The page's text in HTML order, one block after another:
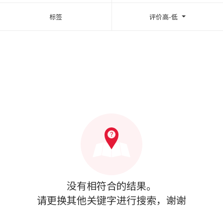
标签 评价高-低
没有相符合的结果。
请更换其他关键字进行搜索，谢谢